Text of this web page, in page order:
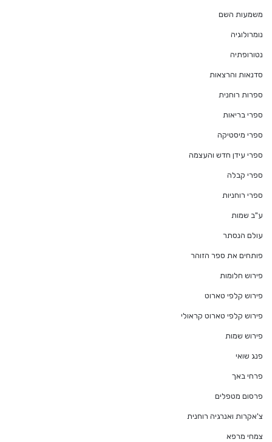
משמעות השם
נומרולוגיה
נטורופתיה
סדנאות והרצאות
ספרות רוחנית
ספרי בריאות
ספרי מיסטיקה
ספרי עידן חדש והעצמה
ספרי קבלה
ספרי רוחניות
ע"ב שמות
עולם הנסתר
פותחים את ספר הזוהר
פירוש חלומות
פירוש קלפי טארוט
פירוש קלפי טארוט קראולי
פירוש שמות
פנג שואי
פרחי באך
פרסום מטפלים
צ'אקרות ואנרגיה רוחנית
צמחי מרפא